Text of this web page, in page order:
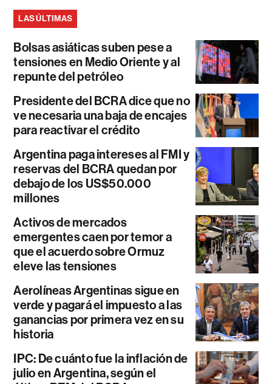
LAS ÚLTIMAS
Bolsas asiáticas suben pese a
tensiones en Medio Oriente y al
repunte del petróleo
Presidente del BCRA dice que no
ve necesaria una baja de encajes
para reactivar el crédito
Argentina paga intereses al FMI y
reservas del BCRA quedan por
debajo de los US$50.000
millones
Activos de mercados
emergentes caen por temor a
que el acuerdo sobre Ormuz
eleve las tensiones
Aerolíneas Argentinas sigue en
verde y pagará el impuesto a las
ganancias por primera vez en su
historia
IPC: De cuánto fue la inflación de
julio en Argentina, según el